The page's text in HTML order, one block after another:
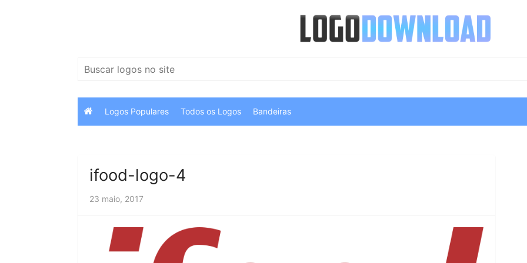
Pesquisar
Logos Populares Todos os Logos Bandeiras
ifood-logo-4
23 maio, 2017